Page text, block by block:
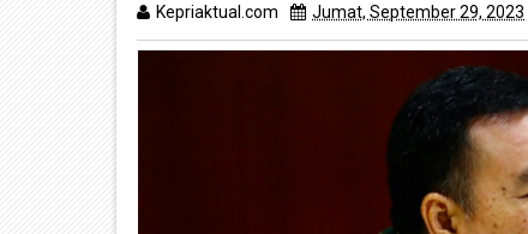
Kepriaktual.com Jumat, September 29, 2023